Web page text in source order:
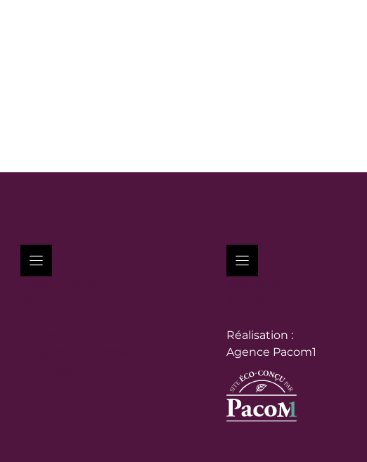
Réalisation :
Agence Pacom1